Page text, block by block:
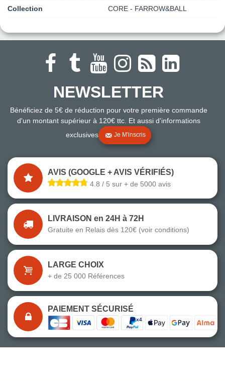
Collection CORE - FARROW&BALL
NEWSLETTER
Bénéficiez de 5€ de réduction pour votre première commande
d'un montant supérieur à 120€ ttc. Et aussi d'informations
exclusives
Je M'inscris
AVIS (GOOGLE + AVIS VÉRIFIÉS)
4.8 / 5 sur + de 5000 avis
LIVRAISON en 24H à 72H
Gratuite en Relais dès 120€ (voir conditions)
LARGE CHOIX
+ de 25 000 Références
PAIEMENT SÉCURISÉ